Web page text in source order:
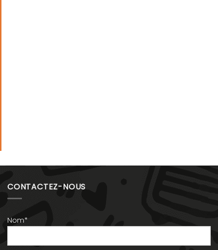
CONTACTEZ-NOUS
Nom*